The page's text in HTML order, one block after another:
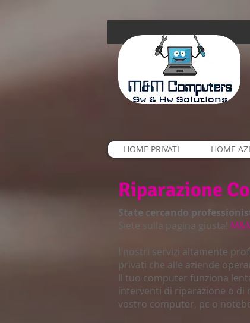
HOME PRIVATI HOME
Riparazione
State cercando
Siete sulla pagina giusta!
I nostri servizi altamente
privati che alle aziende
Il tuo computer funziona
interventi di riparazione o di
vostro computer, pc o